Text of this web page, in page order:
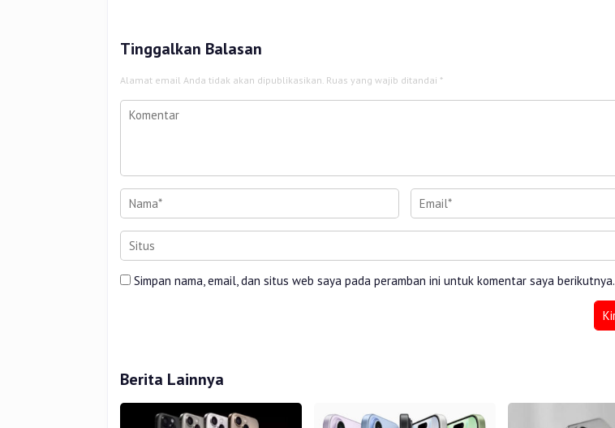
Tinggalkan Balasan
Alamat email Anda tidak akan dipublikasikan. Ruas yang wajib ditandai *
Simpan nama, email, dan situs web saya pada peramban ini untuk komentar saya berikutnya.
Berita Lainnya